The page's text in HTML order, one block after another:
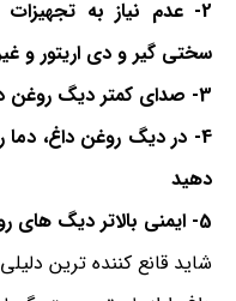
2- عدم نیاز به
سختی گیر و دی اریتور و
3- صدای کمتر دیگ روغن داغ در هنگام کار کردن
4- در دیگ روغن داغ،
دهید
5- ایمنی بالاتر دیگ های روغن داغ
شاید قانع کننده ترین